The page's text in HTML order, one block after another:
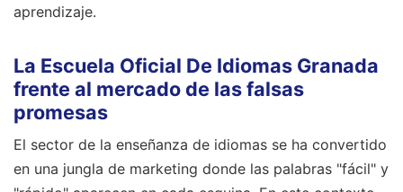
aprendizaje.
La Escuela Oficial De Idiomas Granada
frente al mercado de las falsas
promesas
El sector de la enseñanza de idiomas se ha convertido
en una jungla de marketing donde las palabras "fácil" y